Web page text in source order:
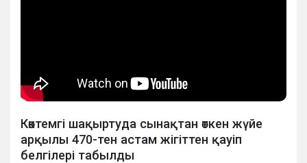
Көктемгі шақыртуда сынақтан өткен жүйе
арқылы 470-тен астам жігіттен қауіп
белгілері табылды